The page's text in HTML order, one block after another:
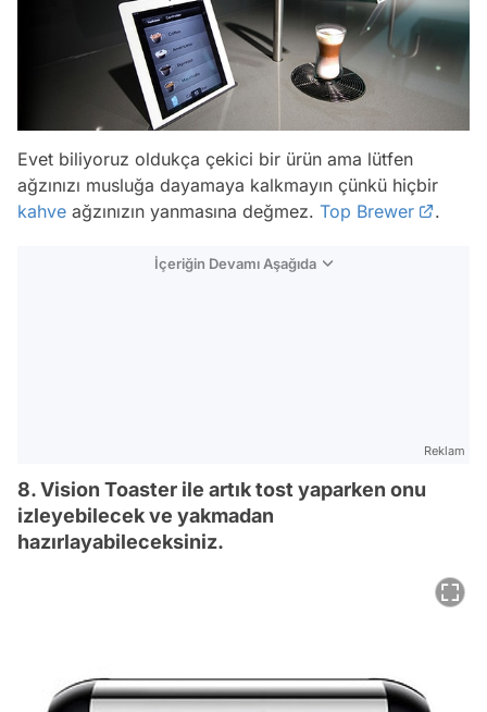
Evet biliyoruz oldukça çekici bir ürün ama lütfen
ağzınızı musluğa dayamaya kalkmayın çünkü hiçbir
kahve ağzınızın yanmasına değmez. Top Brewer .
İçeriğin Devamı Aşağıda
Reklam
8. Vision Toaster ile artık tost yaparken onu
izleyebilecek ve yakmadan
hazırlayabileceksiniz.